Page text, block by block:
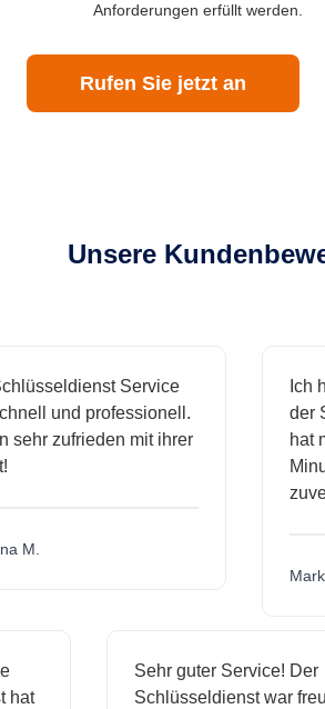
Anforderungen erfüllt werden.
Rufen Sie jetzt an
Unsere
Service
und professionell.
zufrieden mit ihrer
Ich
der
hat
Markus
hat
Sehr guter Service!
Schlüsseldienst war